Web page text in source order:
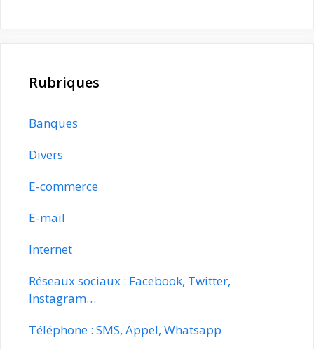
Rubriques
Banques
Divers
E-commerce
E-mail
Internet
Réseaux sociaux : Facebook, Twitter,
Instagram…
Téléphone : SMS, Appel, Whatsapp